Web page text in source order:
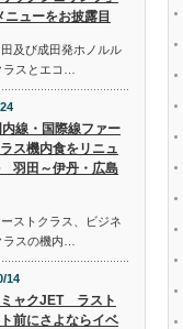
ューをお披露目
及び成田発ホノルル
スとエコ…
線・国際線ファー
ス機内食をリニュ
羽田～伊丹・広島
ストクラス、ビジネ
スの機内…
14
ミャクJET ラスト
前にさよならイベ